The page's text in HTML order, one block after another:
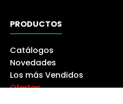
PRODUCTOS
Catálogos
Novedades
Los más Vendidos
Ofertas